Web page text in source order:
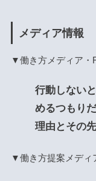
メディア情報
▼働き方メディア・
行動しない
めるつもり
理由とその
▼働き方提案メディ